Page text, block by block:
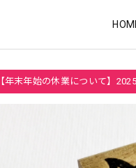
【年末年始の休業について】